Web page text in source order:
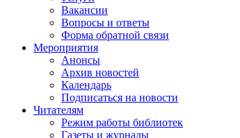
Вакансии
Вопросы и ответы
Форма обратной связи
Мероприятия
Анонсы
Архив новостей
Календарь
Подписаться на новости
Читателям
Режим работы библиотек
Газеты и журналы